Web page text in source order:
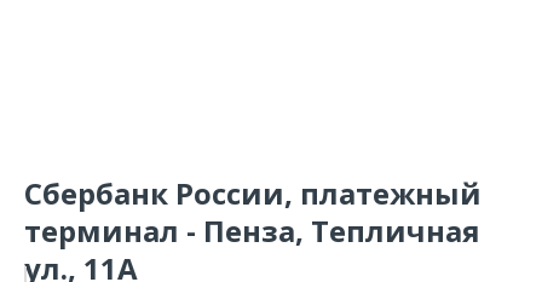
Сбербанк России, платежный
терминал - Пенза, Тепличная
ул., 11А